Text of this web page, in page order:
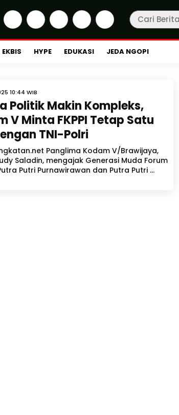
EKBIS HYPE EDUKASI JEDA NGOPI
10:44 WIB
Politik Makin Kompleks,
V Minta FKPPI Tetap Satu
TNI-Polri
Panglima Kodam V/Brawijaya,
Saladin, mengajak Generasi Muda Forum
Putri Purnawirawan dan Putra Putri ...